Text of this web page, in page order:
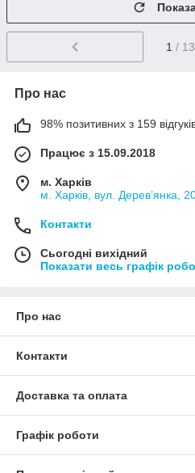
1 / 13
Про нас
98% позитивних з 159
Працює з 15.09.2018
м. Харків
м. Харків, вул. Дерев’янка,
Контакти
Сьогодні вихідний
Показати весь графік
Про нас
Контакти
Доставка та оплата
Графік роботи